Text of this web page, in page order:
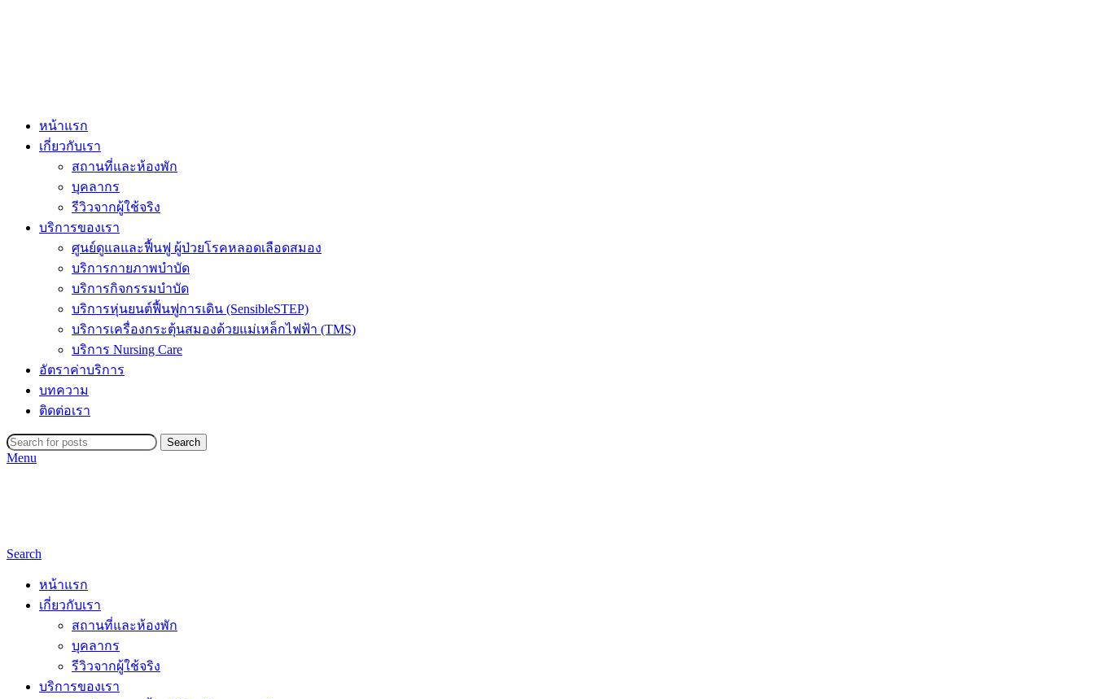
หน้าแรก
เกี่ยวกับเรา
สถานที่และห้องพัก
บุคลากร
รีวิวจากผู้ใช้จริง
บริการของเรา
ศูนย์ดูแลและฟื้นฟู ผู้ป่วยโรคหลอดเลือดสมอง
บริการกายภาพบำบัด
บริการกิจกรรมบำบัด
บริการหุ่นยนต์ฟื้นฟูการเดิน (SensibleSTEP)
บริการเครื่องกระตุ้นสมองด้วยแม่เหล็กไฟฟ้า (TMS)
บริการ Nursing Care
อัตราค่าบริการ
บทความ
ติดต่อเรา
Search
Menu
Search
หน้าแรก
เกี่ยวกับเรา
สถานที่และห้องพัก
บุคลากร
รีวิวจากผู้ใช้จริง
บริการของเรา